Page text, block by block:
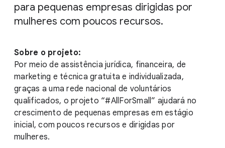
para pequenas empresas dirigidas por
mulheres com poucos recursos.
Sobre o projeto:
Por meio de assistência jurídica, financeira, de
marketing e técnica gratuita e individualizada,
graças a uma rede nacional de voluntários
qualificados, o projeto “#AllForSmall” ajudará no
crescimento de pequenas empresas em estágio
inicial, com poucos recursos e dirigidas por
mulheres.